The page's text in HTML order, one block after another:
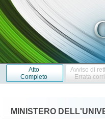
Atto
Completo
Avviso di
Errata
MINISTERO